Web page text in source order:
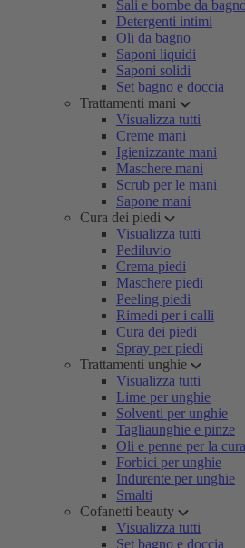
Sali e bombe da
Detergenti intimi
Oli da bagno
Saponi liquidi
Saponi solidi
Set bagno e doccia
Trattamenti mani
Visualizza tutti
Creme mani
Igienizzante mani
Maschere mani
Scrub per le mani
Sapone mani
Cura dei piedi
Visualizza tutti
Pediluvio
Crema piedi
Maschere piedi
Peeling piedi
Rimedi per i calli
Cura dei piedi
Spray per piedi
Trattamenti unghie
Visualizza tutti
Lime per unghie
Solventi per unghie
Tagliaunghie e pinze
Oli e penne per la
Forbici per unghie
Indurente per unghie
Smalti
Cofanetti beauty
Visualizza tutti
Set bagno e doccia